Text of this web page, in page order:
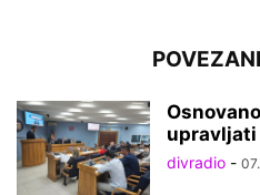
upravljati
divradio -